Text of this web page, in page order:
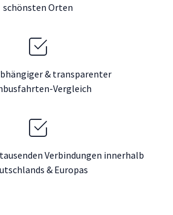
schönsten Orten
& transparenter
Vergleich
Verbindungen innerhalb
& Europas